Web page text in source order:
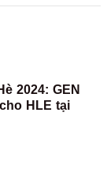
2024: GEN
HLE tại